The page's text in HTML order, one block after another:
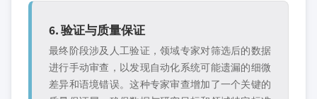
6. 验证与质量保证
最终阶段涉及人工验证，领域专家对筛选后的数据
进行手动审查，以发现自动化系统可能遗漏的细微
差异和语境错误。这种专家审查增加了一个关键的